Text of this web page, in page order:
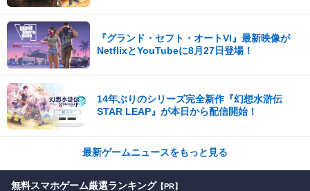
『グランド・セフト・オートVI』最新映像が
NetflixとYouTubeに8月27日登場！
14年ぶりのシリーズ完全新作『幻想水滸伝
STAR LEAP』が本日から配信開始！
最新ゲームニュースをもっと見る
無料スマホゲーム厳選ランキング 【PR】